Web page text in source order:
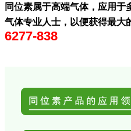
同位素属于高端气体，应用于
气体专业人士，以便获得最大
6277-838